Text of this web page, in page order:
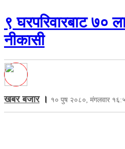
९ घरपरिवारबाट ७०
नीकासी
खबर बजार। १० पुष २०८०, मंगलवार